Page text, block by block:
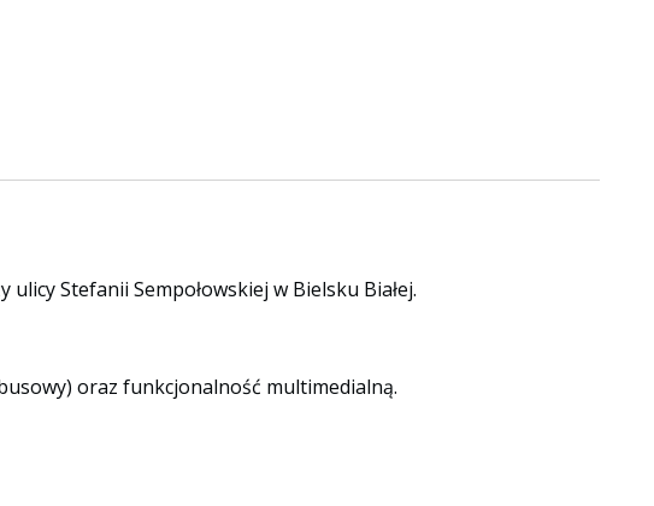
ulicy Stefanii Sempołowskiej w Bielsku Białej.
oraz funkcjonalność multimedialną.